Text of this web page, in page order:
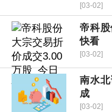
[03-02]
帝科
快看
[03-02]
南水
成
[03-02]